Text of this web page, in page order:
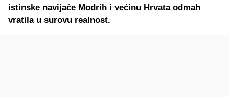
istinske navijače Modrih i većinu Hrvata odmah
vratila u surovu realnost.